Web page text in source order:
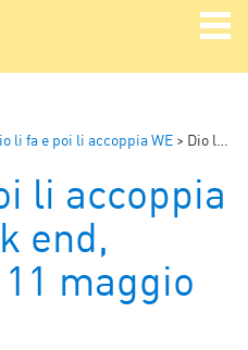
li fa e poi li accoppia WE > Dio li fa e poi li accoppia – Buon week end, puntata del 11 maggio 2019
li accoppia
end,
maggio